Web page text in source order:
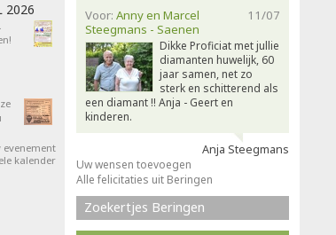
2026
evenement
kalender
11/07
Voor: Anny en Marcel
Steegmans - Saenen
Dikke Proficiat met jullie
diamanten huwelijk, 60
jaar samen, net zo
sterk en schitterend als
een diamant !! Anja - Geert en
kinderen.
Anja Steegmans
Uw wensen toevoegen
Alle felicitaties uit Beringen
Zoekertjes Beringen